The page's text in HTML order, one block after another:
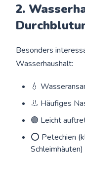
2.
Besonders
Wasserhaushalt:
💧
👃 Häufiges
🟣 Leicht
⭕ Petechien
Schleimhäuten)